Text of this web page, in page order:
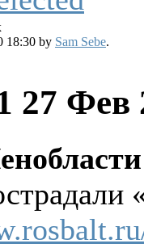
18:30 by Sam Sebe.
27 Фев